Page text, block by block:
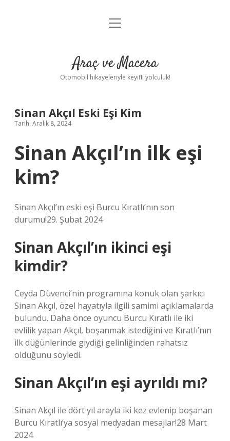
Anasayfa
Yasal Uyarı
menüyü
Araç ve Macera
Otomobil hikayeleriyle keyifli yolculuk!
Sinan Akçıl Eski Eşi Kim
Tarih: Aralık 8, 2024
Sinan Akçıl’ın ilk eşi
kim?
Sinan Akçıl’ın eski eşi Burcu Kıratlı’nın son
durumu!29. Şubat 2024
Sinan Akçıl’ın ikinci eşi
kimdir?
Ceyda Düvenci’nin programına konuk olan şarkıcı
Sinan Akçıl, özel hayatıyla ilgili samimi açıklamalarda
bulundu. Daha önce oyuncu Burcu Kıratlı ile iki
evlilik yapan Akçıl, boşanmak istediğini ve Kıratlı’nın
ilk düğünlerinde giydiği gelinliğinden rahatsız
olduğunu söyledi.
Sinan Akçıl’ın eşi ayrıldı mı?
Sinan Akçıl ile dört yıl arayla iki kez evlenip boşanan
Burcu Kıratlı’ya sosyal medyadan mesajlar!28 Mart
2024